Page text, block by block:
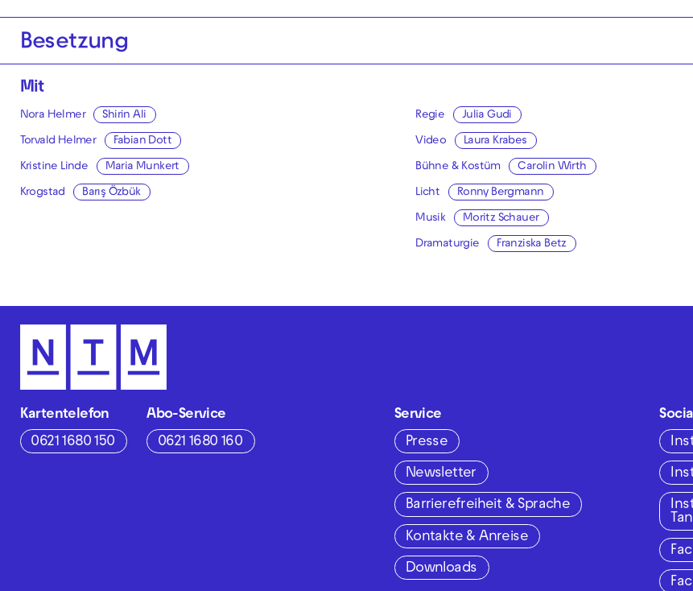
Besetzung
Mit
Nora Helmer Shirin Ali
Torvald Helmer Fabian Dott
Kristine Linde Maria Munkert
Krogstad Barış Özbük
Regie Julia Gudi
Video Laura Krabes
Bühne & Kostüm Carolin Wirth
Licht Ronny Bergmann
Musik Moritz Schauer
Dramaturgie Franziska Betz
Kartentelefon
0621 1680 150
Abo-Service
0621 1680 160
Service
Presse
Newsletter
Barrierefreiheit & Sprache
Kontakte & Anreise
Downloads